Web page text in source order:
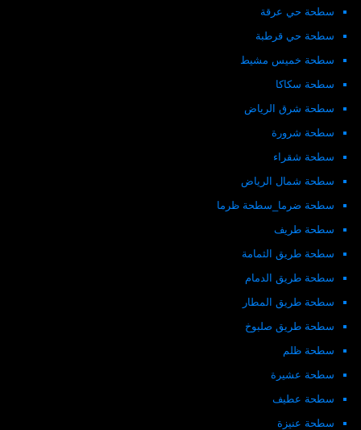
سطحة حي عرقة
سطحة حي قرطبة
سطحة خميس مشيط
سطحة سكاكا
سطحة شرق الرياض
سطحة شرورة
سطحة شقراء
سطحة شمال الرياض
سطحة ضرما_سطحة ظرما
سطحة طريف
سطحة طريق الثمامة
سطحة طريق الدمام
سطحة طريق المطار
سطحة طريق صلبوخ
سطحة ظلم
سطحة عشيرة
سطحة عطيف
سطحة عنيزة